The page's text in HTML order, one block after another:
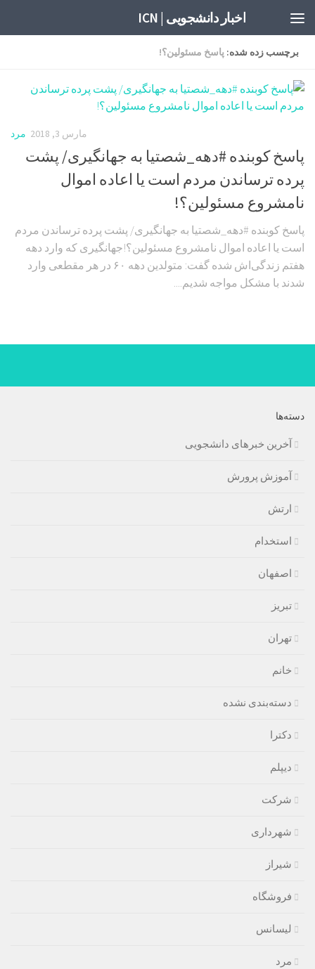
اخبار دانشجویی | ICN
برچسب زده شده: پاسخ مسئولین؟!
مرد مارس 3, 2018
پاسخ کوبنده #دهه_شصتیا به جهانگیری/ پشت
پرده ترساندن مردم است یا اعاده اموال
نامشروع مسئولین؟!
پاسخ کوبنده #دهه_شصتیا به جهانگیری/ پشت پرده ترساندن مردم
است یا اعاده اموال نامشروع مسئولین؟!جهانگیری که وارد دهه
هفتم زندگی‌اش شده گفت: متولدین دهه ۶۰ در هر مقطعی وارد
شدند با مشکل مواجه شدیم....
دسته‌ها
آخرین خبرهای دانشجویی
آموزش پرورش
ارتش
استخدام
اصفهان
تبریز
تهران
خانم
دسته‌بندی نشده
دکترا
دیپلم
شرکت
شهرداری
شیراز
فروشگاه
لیسانس
مرد